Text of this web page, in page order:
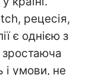
рецесія,
є однією з
зростаюча
і умови, не